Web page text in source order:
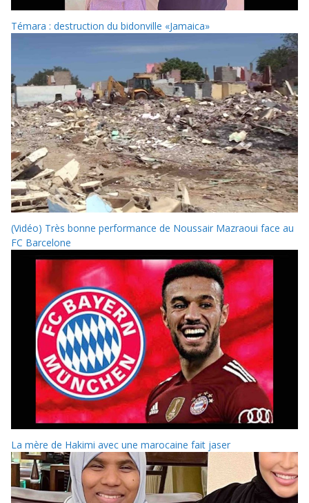
Témara : destruction du bidonville «Jamaica»
(Vidéo) Très bonne performance de Noussair Mazraoui face au
FC Barcelone
La mère de Hakimi avec une marocaine fait jaser